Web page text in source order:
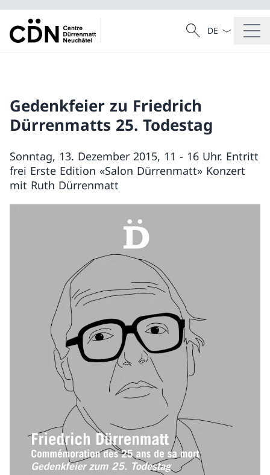
Suche
Suche
Sprach
Gedenkfeier zu Friedrich
Dürrenmatts 25. Todestag
Sonntag, 13. Dezember 2015, 11 - 16 Uhr. Entritt
frei Erste Edition «Salon Dürrenmatt» Konzert
mit Ruth Dürrenmatt